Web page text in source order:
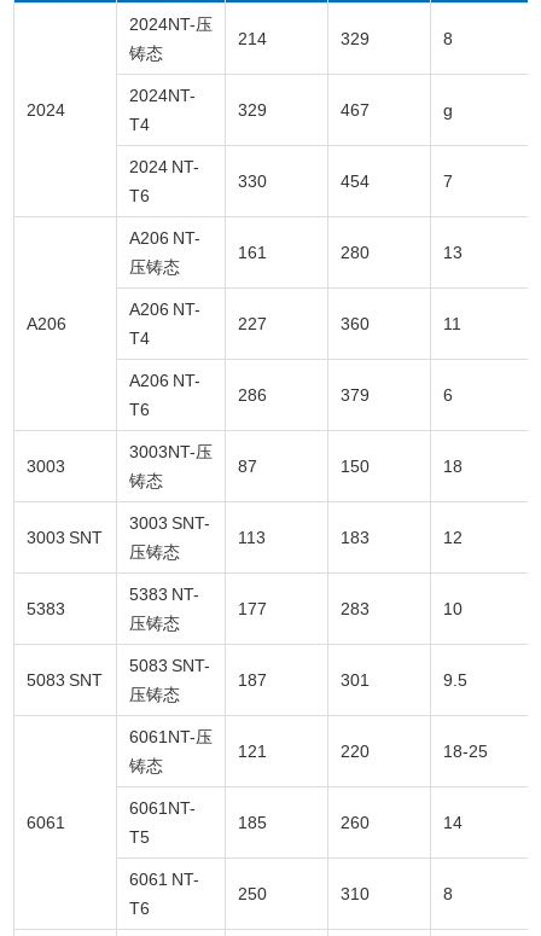
2024
2024NT-压
铸态
214 329 8
2024NT-
T4
329 467 g
2024 NT-
T6
330 454 7
A206
A206 NT-
压铸态
161 280 13
A206 NT-
T4
227 360 11
A206 NT-
T6
286 379 6
3003
3003NT-压
铸态
87 150 18
3003 SNT
3003 SNT-
压铸态
113 183 12
5383
5383 NT-
压铸态
177 283 10
5083 SNT
5083 SNT-
压铸态
187 301 9.5
6061
6061NT-压
铸态
121 220 18-25
6061NT-
T5
185 260 14
6061 NT-
T6
250 310 8